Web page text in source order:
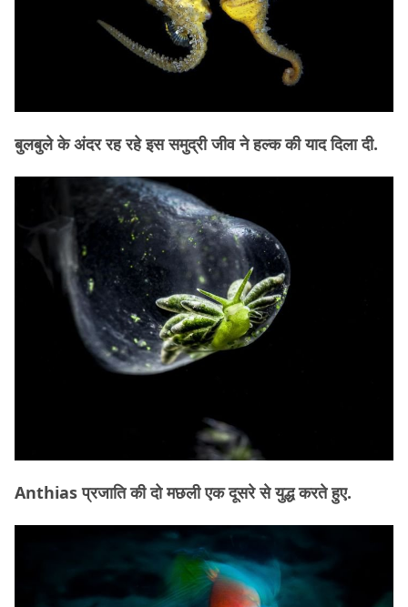
बुलबुले के अंदर रह रहे इस समुद्री जीव ने हल्क की याद दिला दी.
Anthias प्रजाति की दो मछली एक दूसरे से युद्ध करते हुए.